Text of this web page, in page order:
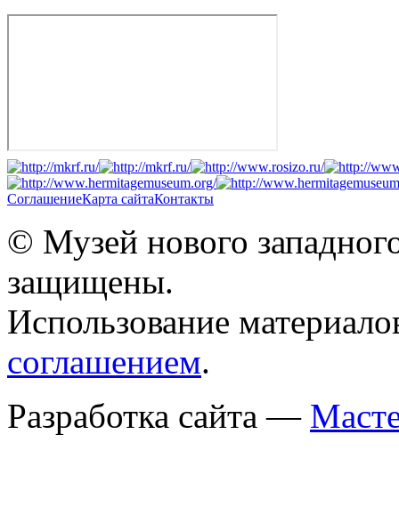
СоглашениеКарта сайтаКонтакты
© Музей нового
защищены.
Использование
соглашением.
Разработка сайта —